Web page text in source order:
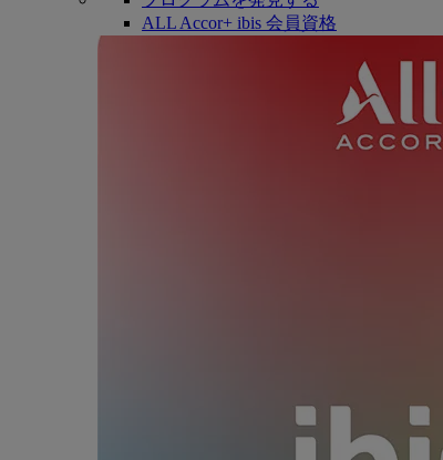
ALL Accor+ ibis 会員資格